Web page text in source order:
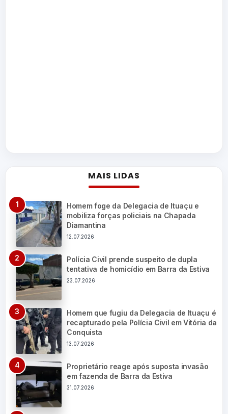
MAIS LIDAS
Homem foge da Delegacia de Ituaçu e
mobiliza forças policiais na Chapada
Diamantina
12.07.2026
Polícia Civil prende suspeito de dupla
tentativa de homicídio em Barra da Estiva
23.07.2026
Homem que fugiu da Delegacia de Ituaçu é
recapturado pela Polícia Civil em Vitória da
Conquista
13.07.2026
Proprietário reage após suposta invasão
em fazenda de Barra da Estiva
31.07.2026